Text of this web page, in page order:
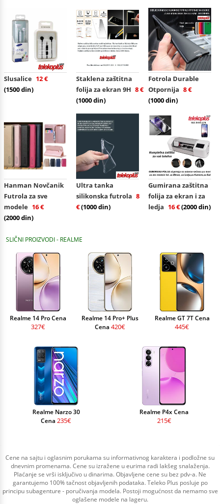
Slusalice 12 €
(1500 din)
Staklena zaštitna
folija za ekran 9H 8 €
(1000 din)
Fotrola Durable
Otpornija 8 €
(1000 din)
Hanman Novčanik
Futrola za sve
modele 16 €
(2000 din)
Ultra tanka
silikonska futrola 8
€(1000 din)
Gumirana zaštitna
folija za ekran i za
ledja 16 €(2000 din)
SLIČNI PROIZVODI - REALME
Realme 14 Pro Cena
327€
Realme 14 Pro+ Plus
Cena 420€
Realme GT 7T Cena
445€
Realme Narzo 30
Cena 235€
Realme P4x Cena
215€
Cene na sajtu i oglasnim porukama su informativnog karaktera i podložne su
dnevnim promenama. Cene su izražene u eurima radi lakšeg snalaženja.
Plaćanje se vrši isključivo u dinarima. Objavljene cene su bez pdv-a. Ne
garantujemo 100% tačnost objavljenih podataka. Teleko Plus posluje po
principu subagenture - poručivanja modela. Postoji mogućnost da nemamo sve
oglašene modele na lageru.